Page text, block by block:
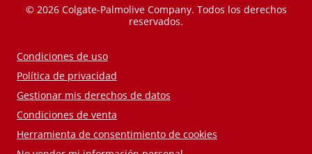
© 2026 Colgate-Palmolive Company. Todos los derechos
reservados.
Condiciones de uso
Política de privacidad
Gestionar mis derechos de datos
Condiciones de venta
Herramienta de consentimiento de cookies